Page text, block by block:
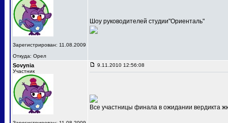
Зарегистрирован: 11.08.2009
Откуда: Орел
Шоу руководителей студии"Ориенталь"
Sovynia
Участник
9.11.2010 12:56:08
Все участницы финала в ожидании вердикта